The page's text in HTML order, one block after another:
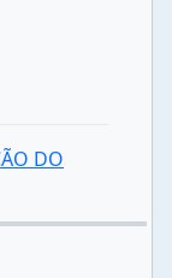
DO